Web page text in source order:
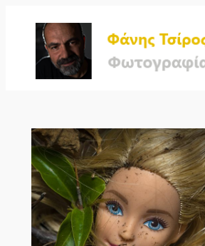
περιεχόμενο